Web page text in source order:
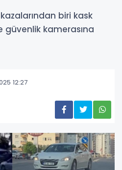
biri kask
güvenlik kamerasına
12:27